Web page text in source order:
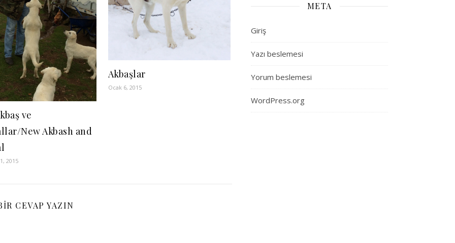
ve
New Akbash and
2015
Akbaşlar
Ocak 6, 2015
CEVAP YAZIN
META
Giriş
Yazı beslemesi
Yorum beslemesi
WordPress.org